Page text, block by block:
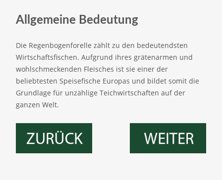
Allgemeine Bedeutung
Die Regenbogenforelle zählt zu den bedeutendsten
Wirtschaftsfischen. Aufgrund ihres grätenarmen und
wohlschmeckenden Fleisches ist sie einer der
beliebtesten Speisefische Europas und bildet somit die
Grundlage für unzählige Teichwirtschaften auf der
ganzen Welt.